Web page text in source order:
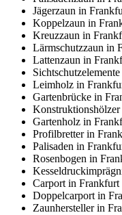
Jägerzaun in
Koppelzaun in
Kreuzzaun in
Lärmschutzzaun in
Lattenzaun in
Leimholz in
Gartenbrücke in
Gartenholz in
Profilbretter in
Palisaden in
Rosenbogen in
Carport in Frankfurt
Doppelcarport in
Zaunhersteller in